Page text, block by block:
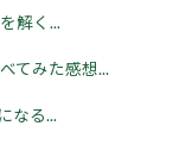
解く...
てみた感想...
なる...